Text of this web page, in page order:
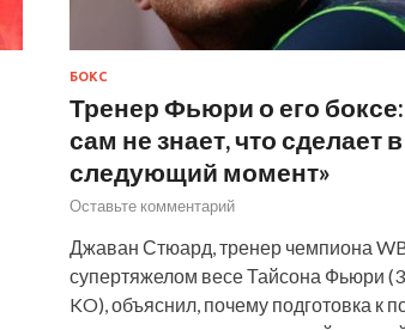
БОКС
Тренер Фьюри о его
сам не знает, что сделает в
следующий момент»
Оставьте комментарий
Джаван Стюард, тренер чемпиона
супертяжелом весе Тайсона Фьюри
KO), объяснил, почему подготовка к